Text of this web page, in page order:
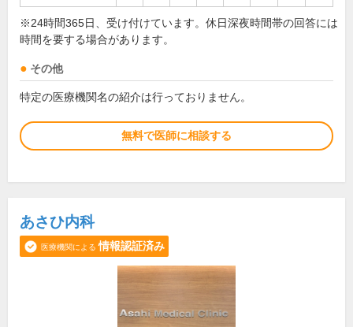
※24時間365日、受け付けています。休日深夜時間帯の回答には
時間を要する場合があります。
その他
特定の医療機関名の紹介は行っておりません。
無料で医師に相談する
あさひ内科
医療機関による 情報認証済み